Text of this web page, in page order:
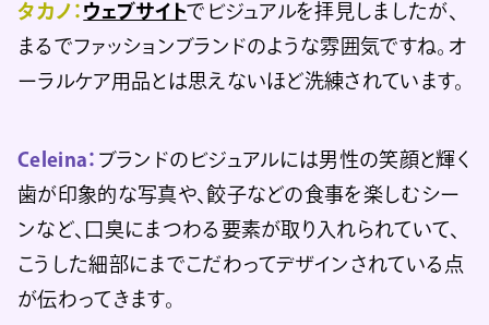
タカノ： ウェブサイトでビジュアルを拝見しましたが、
まるでファッションブランドのような雰囲気ですね。オ
ーラルケア用品とは思えないほど洗練されています。
Celeina： ブランドのビジュアルには男性の笑顔と輝く
歯が印象的な写真や、餃子などの食事を楽しむシー
ンなど、口臭にまつわる要素が取り入れられていて、
こうした細部にまでこだわってデザインされている点
が伝わってきます。